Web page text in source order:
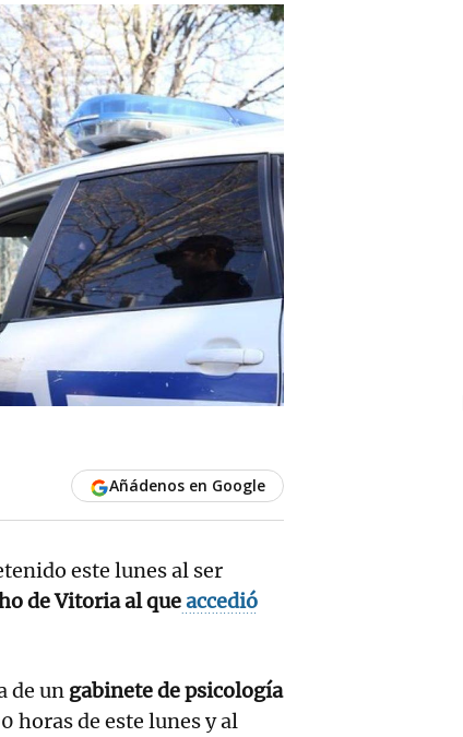
Añádenos en Google
este lunes al ser
de Vitoria al queaccedió
de un gabinete de psicología
horas de este lunes y al